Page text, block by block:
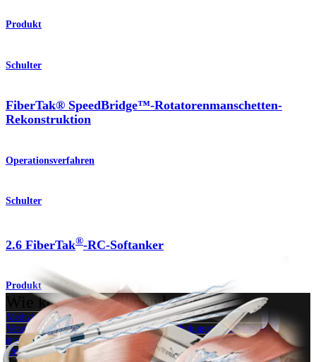
Produkt
Schulter
FiberTak® SpeedBridge™-Rotatorenmanschetten-
Rekonstruktion
Operationsverfahren
Schulter
2.6 FiberTak®-RC-Softanker
Produkt
Wie können wir Ihnen helfen?
Medizinproduktberater:in kontaktieren
Veranstaltungen, Lab-Vorführungen und Schulungsmöglichkeiten
ansehen
Unseren Newsletter abonnieren